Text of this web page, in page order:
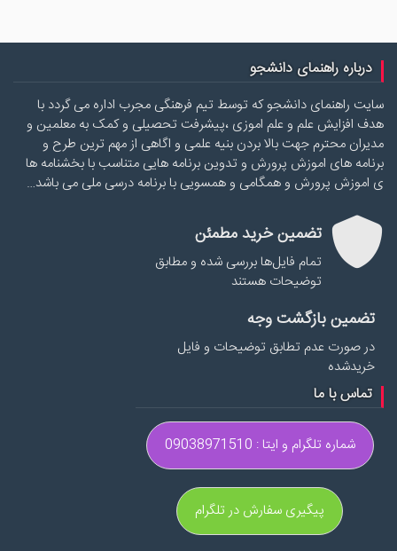
درباره راهنمای دانشجو
سایت راهنمای دانشجو که توسط تیم فرهنگی مجرب اداره می گردد با
هدف افزایش علم و علم اموزی ،پیشرفت تحصیلی و کمک به معلمین و
مدیران محترم جهت بالا بردن بنیه علمی و اگاهی از مهم ترین طرح و
برنامه های اموزش پرورش و تدوین برنامه هایی متناسب با بخشنامه ها
ی اموزش پرورش و همگامی و همسویی با برنامه درسی ملی می باشد…
تضمین خرید مطمئن
تمام فایل‌ها بررسی شده و مطابق
توضیحات هستند
تضمین بازگشت وجه
در صورت عدم تطابق توضیحات و فایل
خریدشده
تماس با ما
شماره تلگرام و ایتا : 09038971510
پیگیری سفارش در تلگرام